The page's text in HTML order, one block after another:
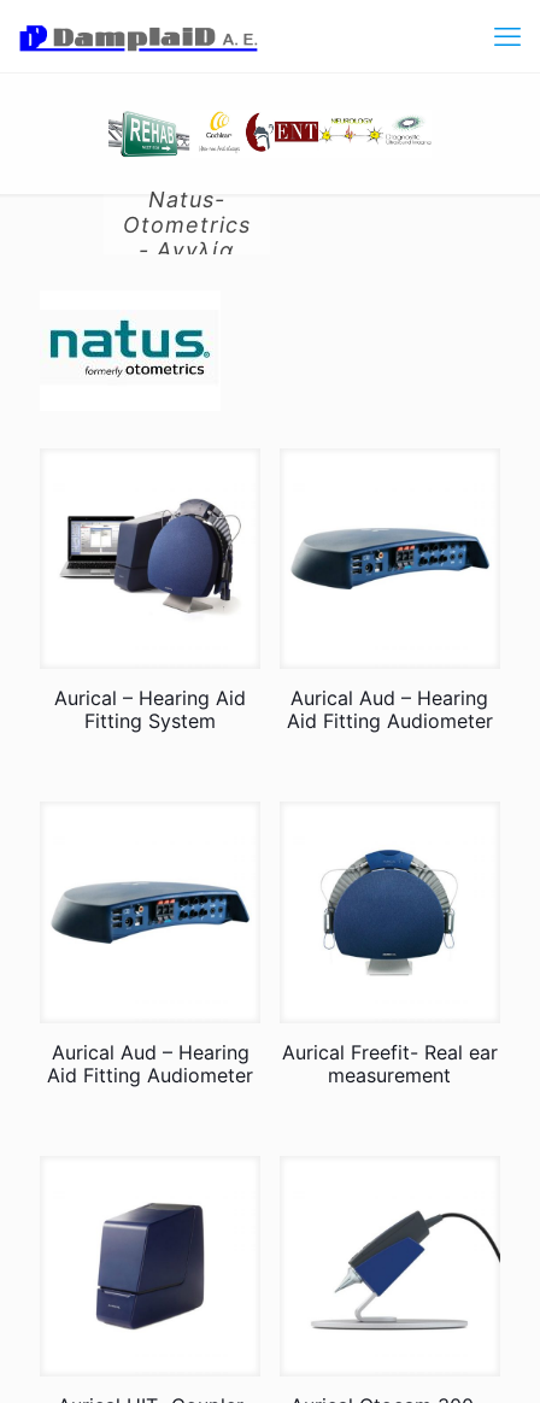
Natus-
Otometrics
- Αγγλία
Aurical – Hearing Aid
Fitting System
Aurical Aud – Hearing
Aid Fitting Audiometer
Aurical Aud – Hearing
Aid Fitting Audiometer
Aurical Freefit- Real ear
measurement